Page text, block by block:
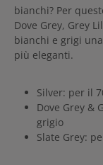
bianchi? Per
Dove Grey, Grey
bianchi e grigi
più eleganti.
Silver: per il
Dove Grey &
grigio
Slate Grey: